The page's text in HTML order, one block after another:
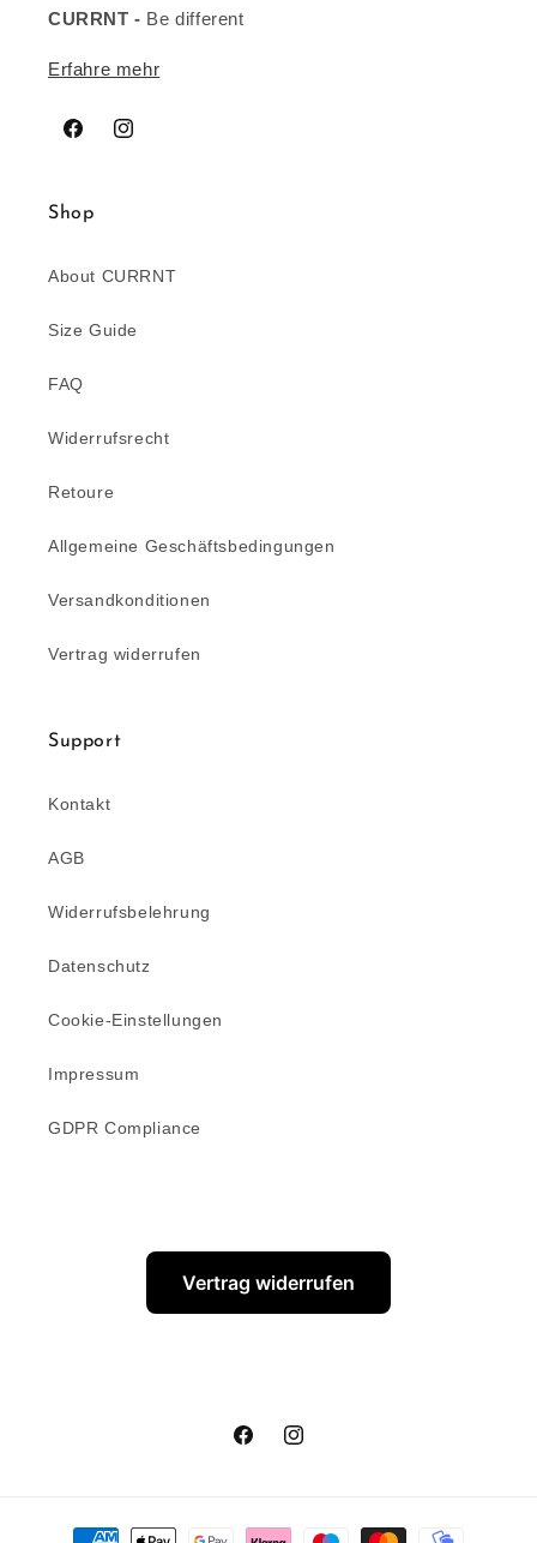
CURRNT - Be different
Erfahre mehr
FacebookInstagram
Shop
About CURRNT
Size Guide
FAQ
Widerrufsrecht
Retoure
Allgemeine Geschäftsbedingungen
Versandkonditionen
Vertrag widerrufen
Support
Kontakt
AGB
Widerrufsbelehrung
Datenschutz
Cookie-Einstellungen
Impressum
GDPR Compliance
Vertrag widerrufen
FacebookInstagram
Zahlungsmethoden